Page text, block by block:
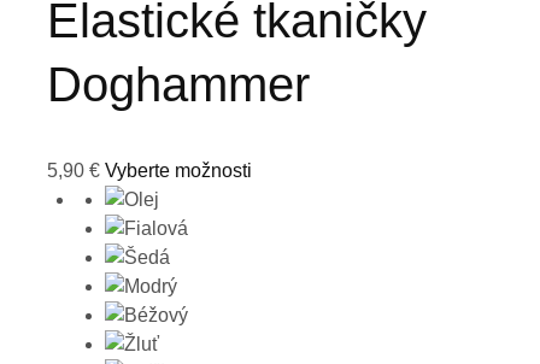
Elastické tkaničky
Doghammer
5,90 € Vyberte možnosti